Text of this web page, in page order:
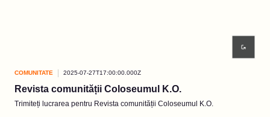
COMUNITATE 2025-07-27T17:00:00.000Z
Revista comunității Coloseumul K.O.
Trimiteți lucrarea pentru Revista comunității Coloseumul K.O.